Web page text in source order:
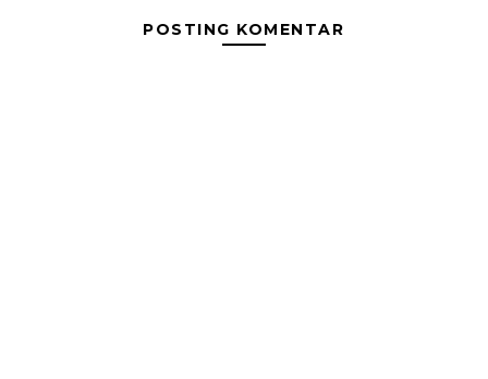
POSTING KOMENTAR